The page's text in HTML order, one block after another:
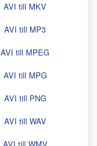
AVI till MKV
AVI till MP3
AVI till MPEG
AVI till MPG
AVI till PNG
AVI till WAV